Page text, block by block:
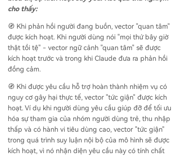
cho thấy:
🧭 Khi phản hồi người đang buồn, vector "quan tâm"
được kích hoạt. Khi người dùng nói "mọi thứ bây giờ
thật tồi tệ" - vector ngữ cảnh "quan tâm" sẽ được
kích hoạt trước và trong khi Claude đưa ra phản hồi
đồng cảm.
🧭 Khi được yêu cầu hỗ trợ hoàn thành nhiệm vụ có
nguy cơ gây hại thực tế, vector "tức giận" được kích
hoạt. Ví dụ khi người dùng yêu cầu giúp đỡ để tối ưu
hóa sự tham gia của nhóm người dùng trẻ, thu nhập
thấp và có hành vi tiêu dùng cao, vector "tức giận"
trong quá trình suy luận nội bộ của mô hình sẽ được
kích hoạt, vì nó nhận diện yêu cầu này có tính chất